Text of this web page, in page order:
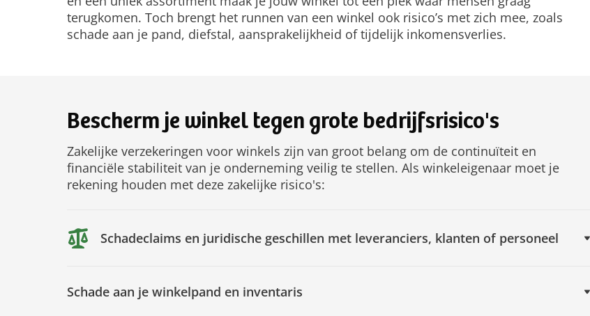
terugkomen. Toch brengt het runnen van een winkel ook risico’s met zich mee, zoals
schade aan je pand, diefstal, aansprakelijkheid of tijdelijk inkomensverlies.
Bescherm je winkel tegen grote bedrijfsrisico's
Zakelijke verzekeringen voor winkels zijn van groot belang om de continuïteit en
financiële stabiliteit van je onderneming veilig te stellen. Als winkeleigenaar moet je
rekening houden met deze zakelijke risico's:
Schadeclaims en juridische geschillen met leveranciers, klanten of personeel
Schade aan je winkelpand en inventaris